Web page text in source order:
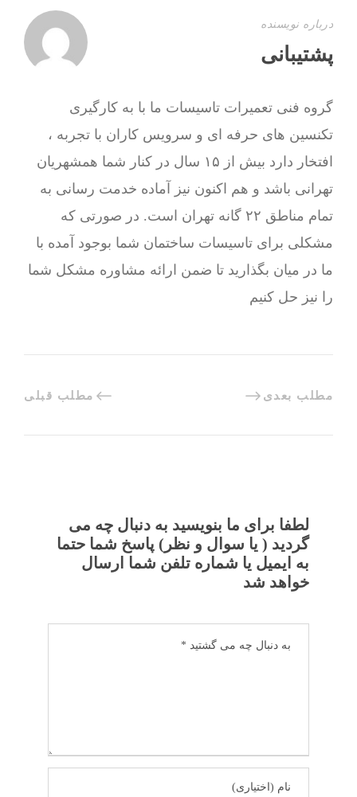
درباره نویسنده
پشتیبانی
گروه فنی تعمیرات تاسیسات ما با به‌ کارگیری
تکنسین های حرفه ای و سرویس کاران با تجربه ،
افتخار دارد بیش از ۱۵ سال در کنار شما همشهریان
تهرانی باشد و هم اکنون نیز آماده خدمت رسانی به
تمام مناطق ۲۲ گانه تهران است. در صورتی که
مشکلی برای تاسیسات ساختمان شما بوجود آمده با
ما در میان بگذارید تا ضمن ارائه مشاوره مشکل شما
را نیز حل کنیم
مطلب قبلی مطلب بعدی
لطفا برای ما بنویسید به دنبال چه می
گردید ( یا سوال و نظر) پاسخ شما حتما
به ایمیل یا شماره تلفن شما ارسال
خواهد شد